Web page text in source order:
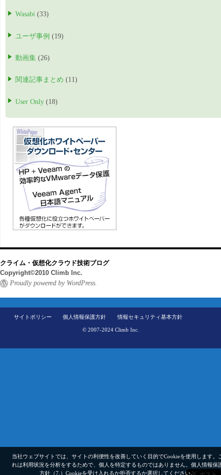
Wasabi (33)
ユーザ事例 (19)
動画集 (26)
関連記事まとめ (11)
User Only (18)
クライム・仮想化クラウド技術ブログ
Copyright©2010 Climb Inc.
Proudly powered by WordPress.
サイトポリシー 個人情報保護方針 情報セキュリティ基本方針
© 2007-2024 Climb Inc.
当社ウェブサイトでは、サイトの利便性を改善していく目的でCookieを使用します。
れは利用状況を分析をするためで、個人を特定するものではありません。 個人情報保
方針（7.） Cookieを受け入れるか拒否するか選択してください。